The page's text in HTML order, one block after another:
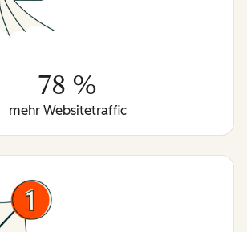
78 %
mehr Websitetraffic